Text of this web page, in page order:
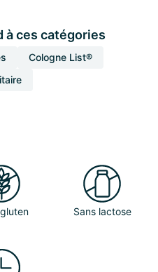
à ces catégories
Cologne List®
Sans lactose